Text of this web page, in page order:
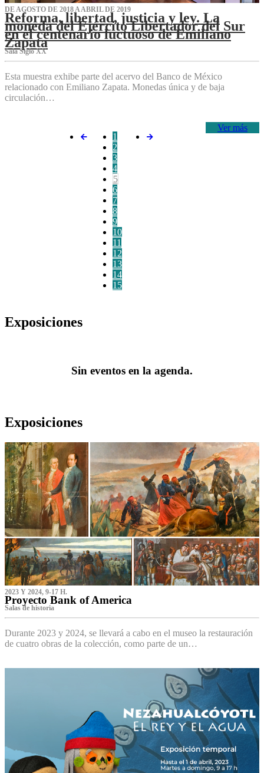
DE AGOSTO DE 2018 A ABRIL DE 2019
Reforma, libertad, justicia y ley. La
moneda del Ejército Libertador del Sur
en el centenario luctuoso de Emiliano
Zapata
Sala Siglo XX
Esta muestra exhibe parte del acervo del Banco de México
relacionado con Emiliano Zapata. Monedas única y de baja
circulación…
Ver más
1
2
3
4
5
6
7
8
9
10
11
12
13
14
15
Exposiciones
Sin eventos en la agenda.
Exposiciones
2023 Y 2024, 9-17 H.
Proyecto Bank of America
S‌alas de historia
Durante 2023 y 2024, se llevará a cabo en el museo la restauración
de cuatro obras de la colección, como parte de un…